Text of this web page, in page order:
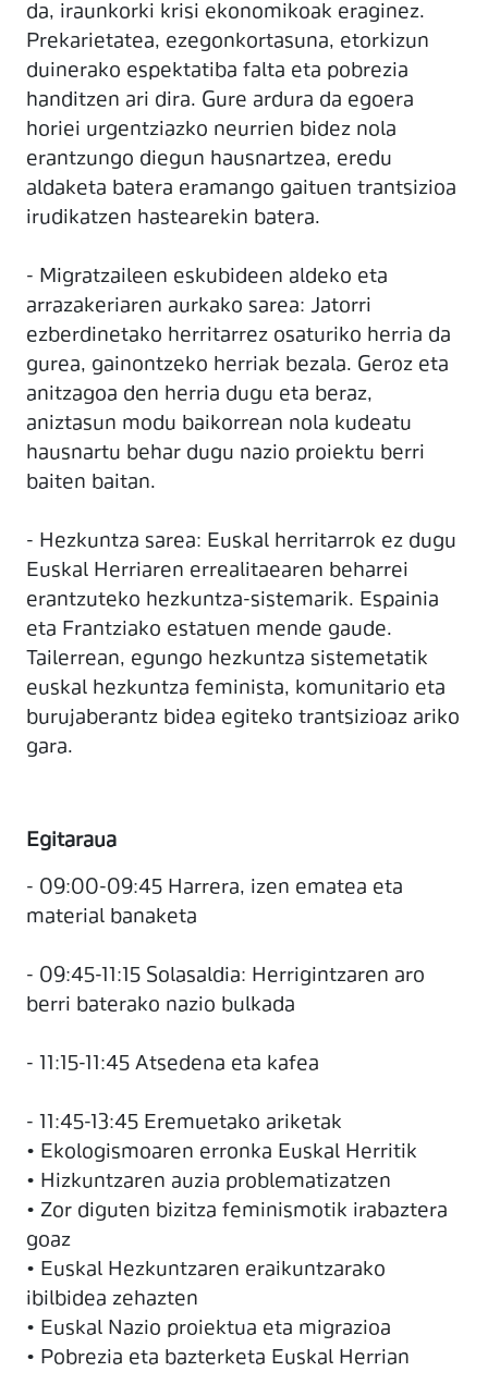
da, iraunkorki krisi ekonomikoak eraginez.
Prekarietatea, ezegonkortasuna, etorkizun
duinerako espektatiba falta eta pobrezia
handitzen ari dira. Gure ardura da egoera
horiei urgentziazko neurrien bidez nola
erantzungo diegun hausnartzea, eredu
aldaketa batera eramango gaituen trantsizioa
irudikatzen hastearekin batera.
- Migratzaileen eskubideen aldeko eta
arrazakeriaren aurkako sarea: Jatorri
ezberdinetako herritarrez osaturiko herria da
gurea, gainontzeko herriak bezala. Geroz eta
anitzagoa den herria dugu eta beraz,
aniztasun modu baikorrean nola kudeatu
hausnartu behar dugu nazio proiektu berri
baiten baitan.
- Hezkuntza sarea: Euskal herritarrok ez dugu
Euskal Herriaren errealitaearen beharrei
erantzuteko hezkuntza-sistemarik. Espainia
eta Frantziako estatuen mende gaude.
Tailerrean, egungo hezkuntza sistemetatik
euskal hezkuntza feminista, komunitario eta
burujaberantz bidea egiteko trantsizioaz ariko
gara.
Egitaraua
- 09:00-09:45 Harrera, izen ematea eta
material banaketa
- 09:45-11:15 Solasaldia: Herrigintzaren aro
berri baterako nazio bulkada
- 11:15-11:45 Atsedena eta kafea
- 11:45-13:45 Eremuetako ariketak
• Ekologismoaren erronka Euskal Herritik
• Hizkuntzaren auzia problematizatzen
• Zor diguten bizitza feminismotik irabaztera
goaz
• Euskal Hezkuntzaren eraikuntzarako
ibilbidea zehazten
• Euskal Nazio proiektua eta migrazioa
• Pobrezia eta bazterketa Euskal Herrian